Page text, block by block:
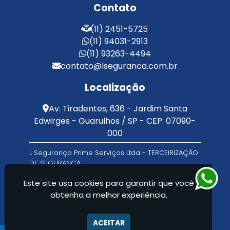
Serviços de Limpeza e Portaria
Terceirização de Facilities
Terceirização de Portaria
Zeladoria de Condomínios
Contato
(11) 2451-5725
(11) 94031-2913
(11) 93263-4494
contato@lseguranca.com.br
Localização
Av. Tiradentes, 636 - Jardim Santa
Edwirges - Guarulhos / SP - CEP: 07090-
000
L Segurança Prime Serviços Ltda - TERCEIRIZAÇÃO
DE SEGURANÇA
Este site usa cookies para garantir que você
obtenha a melhor experiência.
ACEITAR